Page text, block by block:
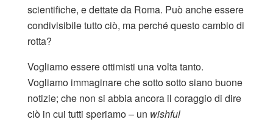
scientifiche, e dettate da Roma. Può anche essere
condivisibile tutto ciò, ma perché questo cambio di
rotta?
Vogliamo essere ottimisti una volta tanto.
Vogliamo immaginare che sotto sotto siano buone
notizie; che non si abbia ancora il coraggio di dire
ciò in cui tutti speriamo – un wishful